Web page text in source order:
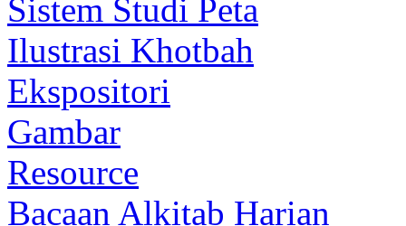
Sistem Studi Peta
Ilustrasi Khotbah
Ekspositori
Gambar
Resource
Bacaan Alkitab Harian